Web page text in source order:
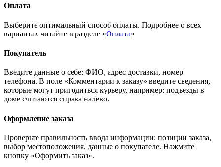
Оплата
Выберите оптимальный способ оплаты. Подробнее о всех
вариантах читайте в разделе «Оплата»
Покупатель
Введите данные о себе: ФИО, адрес доставки, номер
телефона. В поле «Комментарии к заказу» введите сведения,
которые могут пригодиться курьеру, например: подъезды в
доме считаются справа налево.
Оформление заказа
Проверьте правильность ввода информации: позиции заказа,
выбор местоположения, данные о покупателе. Нажмите
кнопку «Оформить заказ».